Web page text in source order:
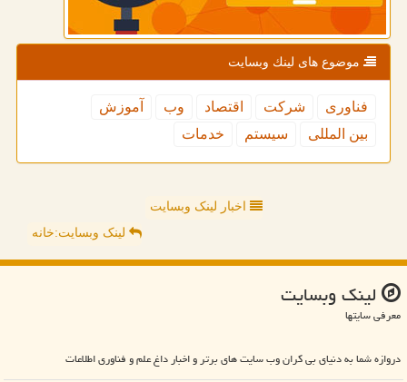
موضوع های لینك وبسایت
فناوری شركت اقتصاد وب
آموزش
بین المللی
سیستم خدمات
اخبار لینک وبسایت
لینک وبسایت:خانه
لینك وبسایت
معرفی سایتها
دروازه شما به دنیای بی کران وب سایت های برتر و اخبار داغ علم و فناوری اطلاعات